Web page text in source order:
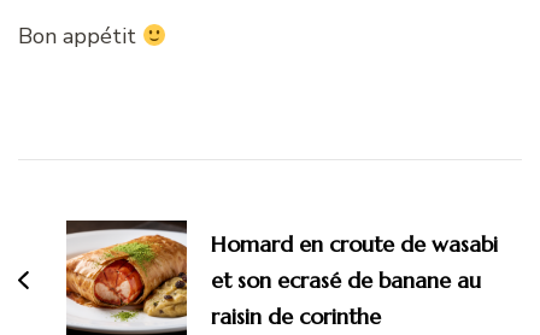
Bon appétit
d'article
Homard en croute de wasabi
et son ecrasé de banane au
raisin de corinthe